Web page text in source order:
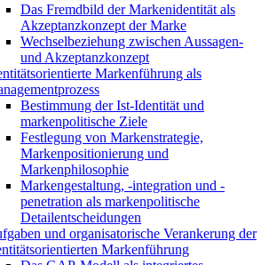
Das Fremdbild der Markenidentität als
Akzeptanzkonzept der Marke
Wechselbeziehung zwischen Aussagen-
und Akzeptanzkonzept
Markenführung als
Bestimmung der Ist-Identität und
markenpolitische Ziele
Festlegung von Markenstrategie,
Markenpositionierung und
Markenphilosophie
Markengestaltung, -integration und -
penetration als markenpolitische
Detailentscheidungen
und organisatorische Verankerung der
Markenführung